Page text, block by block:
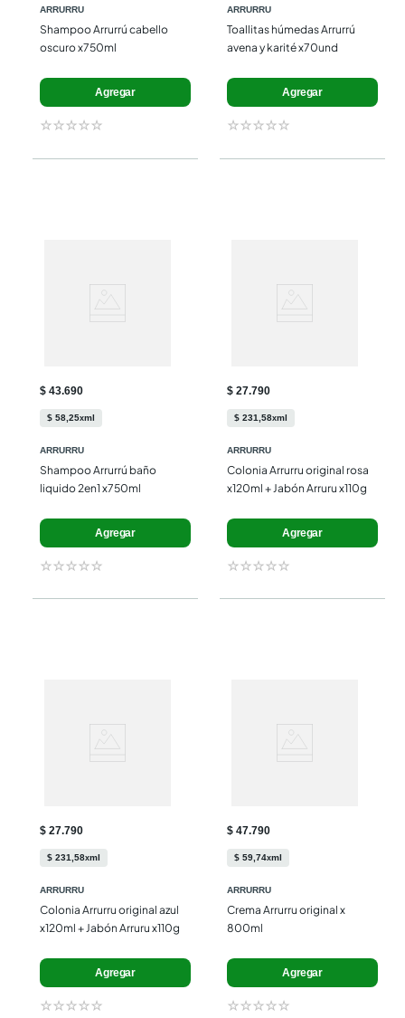
ARRURRU
Shampoo Arrurrú cabello
oscuro x750ml
Agregar
☆☆☆☆☆
ARRURRU
Toallitas húmedas Arrurrú
avena y karité x70und
Agregar
☆☆☆☆☆
$ 43.690
$ 58 25xml
ARRURRU
Shampoo Arrurrú baño
liquido 2en1 x750ml
Agregar
☆☆☆☆☆
$ 27.790
$ 231 58xml
ARRURRU
Colonia Arrurru original rosa
x120ml + Jabón Arruru x110g
Agregar
☆☆☆☆☆
$ 27.790
$ 231 58xml
ARRURRU
Colonia Arrurru original azul
x120ml + Jabón Arruru x110g
Agregar
☆☆☆☆☆
$ 47.790
$ 59 74xml
ARRURRU
Crema Arrurru original x
800ml
Agregar
☆☆☆☆☆